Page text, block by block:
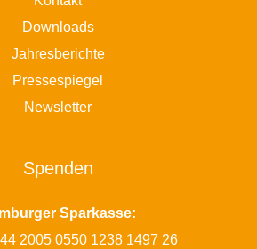
Downloads
Jahresberichte
Pressespiegel
Newsletter
Spenden
Sparkasse:
2005 0550 1238 1497 26